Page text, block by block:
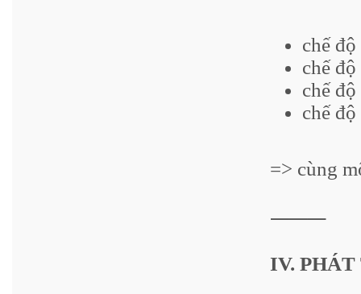
chế
chế
chế
chế độ
=> cùng
⸻
IV. PHÁT